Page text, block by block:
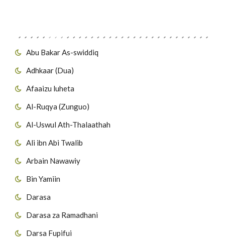
Abu Bakar As-swiddiq
Adhkaar (Dua)
Afaaizu luheta
Al-Ruqya (Zunguo)
Al-Uswul Ath-Thalaathah
Ali ibn Abi Twalib
Arbain Nawawiy
Bin Yamiin
Darasa
Darasa za Ramadhani
Darsa Fupifui